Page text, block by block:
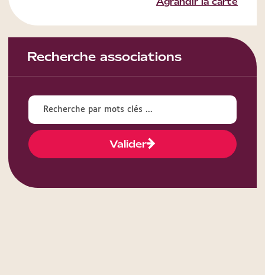
Recherche associations
Valider